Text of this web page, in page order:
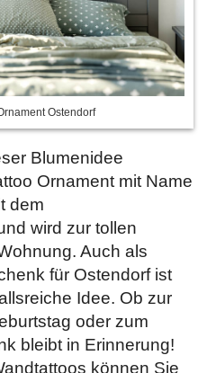
Ostendorf
Blumenidee
Ornament mit Name
dem
wird zur tollen
Auch als
für Ostendorf ist
Idee. Ob zur
oder zum
bleibt in Erinnerung!
können Sie